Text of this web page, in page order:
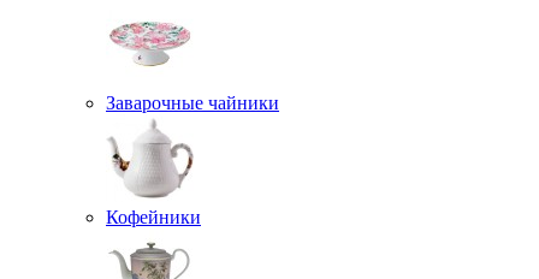
Заварочные чайники
Кофейники